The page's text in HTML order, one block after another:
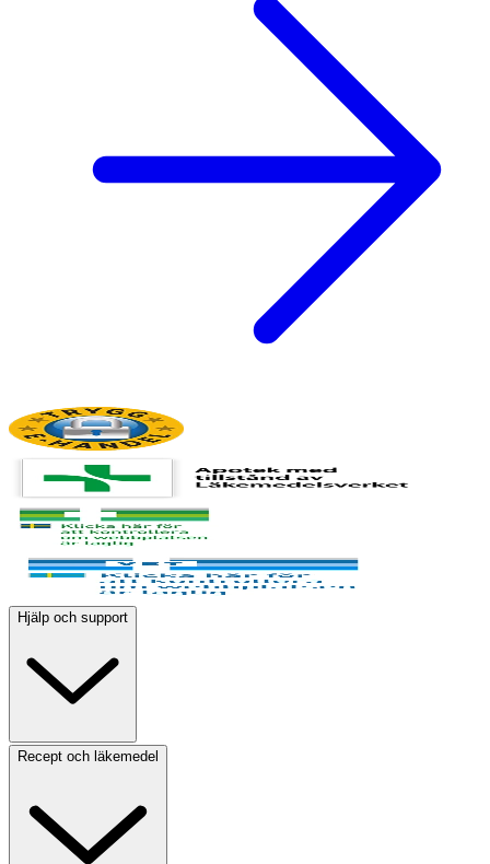
Hjälp och support
Recept och läkemedel